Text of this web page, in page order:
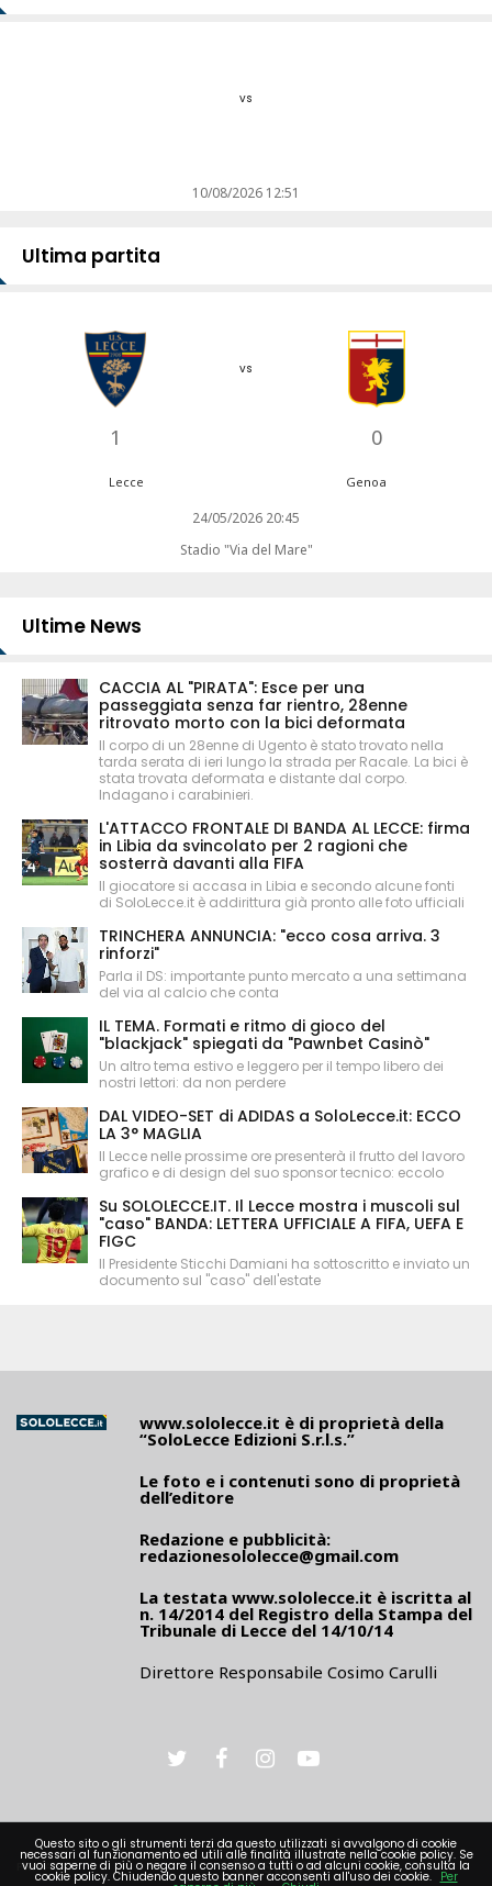
vs
10/08/2026 12:51
Ultima partita
1
vs
0
Lecce Genoa
24/05/2026 20:45
Stadio "Via del Mare"
Ultime News
CACCIA AL "PIRATA": Esce per una
passeggiata senza far rientro, 28enne
ritrovato morto con la bici deformata
Il corpo di un 28enne di Ugento è stato trovato nella
tarda serata di ieri lungo la strada per Racale. La bici è
stata trovata deformata e distante dal corpo.
Indagano i carabinieri.
L'ATTACCO FRONTALE DI BANDA AL LECCE: firma
in Libia da svincolato per 2 ragioni che
sosterrà davanti alla FIFA
Il giocatore si accasa in Libia e secondo alcune fonti
di SoloLecce.it è addirittura già pronto alle foto ufficiali
TRINCHERA ANNUNCIA: "ecco cosa arriva. 3
rinforzi"
Parla il DS: importante punto mercato a una settimana
del via al calcio che conta
IL TEMA. Formati e ritmo di gioco del
"blackjack" spiegati da "Pawnbet Casinò"
Un altro tema estivo e leggero per il tempo libero dei
nostri lettori: da non perdere
DAL VIDEO-SET di ADIDAS a SoloLecce.it: ECCO
LA 3° MAGLIA
Il Lecce nelle prossime ore presenterà il frutto del lavoro
grafico e di design del suo sponsor tecnico: eccolo
Su SOLOLECCE.IT. Il Lecce mostra i muscoli sul
"caso" BANDA: LETTERA UFFICIALE A FIFA, UEFA E
FIGC
Il Presidente Sticchi Damiani ha sottoscritto e inviato un
documento sul "caso" dell'estate
www.sololecce.it è di proprietà della
“SoloLecce Edizioni S.r.l.s.”
Le foto e i contenuti sono di proprietà
dell’editore
Redazione e pubblicità:
redazionesololecce@gmail.com
La testata www.sololecce.it è iscritta al
n. 14/2014 del Registro della Stampa del
Tribunale di Lecce del 14/10/14
Direttore Responsabile Cosimo Carulli
PRIVACY
Questo sito o gli strumenti terzi da questo utilizzati si avvalgono di cookie
necessari al funzionamento ed utili alle finalità illustrate nella cookie policy. Se
vuoi saperne di più o negare il consenso a tutti o ad alcuni cookie, consulta la
cookie policy. Chiudendo questo banner acconsenti all'uso dei cookie. Per